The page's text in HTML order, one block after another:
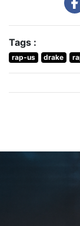
Tags :
rap-us drake